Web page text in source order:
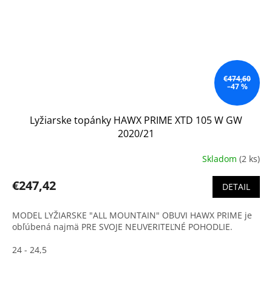
€474,60
–47 %
Lyžiarske topánky HAWX PRIME XTD 105 W GW
2020/21
Skladom (2 ks)
€247,42 DETAIL
MODEL LYŽIARSKE "ALL MOUNTAIN" OBUVI HAWX PRIME je
obľúbená najmä PRE SVOJE NEUVERITEĽNÉ POHODLIE.
24 - 24,5